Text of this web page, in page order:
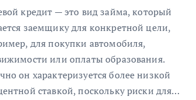
кредит — это вид займа, который
заемщику для конкретной цели,
для покупки автомобиля,
или оплаты образования.
он характеризуется более низкой
ставкой, поскольку риски для…